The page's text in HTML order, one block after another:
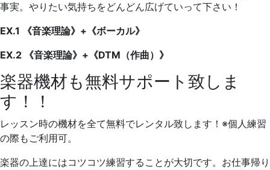
事実。やりたい気持ちをどんどん広げていって下さい！
EX.1 《音楽理論》+《ボーカル》
EX.2 《音楽理論》+《DTM（作曲）》
楽器機材も無料サポート致しま
す！！
レッスン時の機材を全て無料でレンタル致します！※個人練習
の際もご利用可。
楽器の上達にはコツコツ練習することが大切です。お仕事帰り